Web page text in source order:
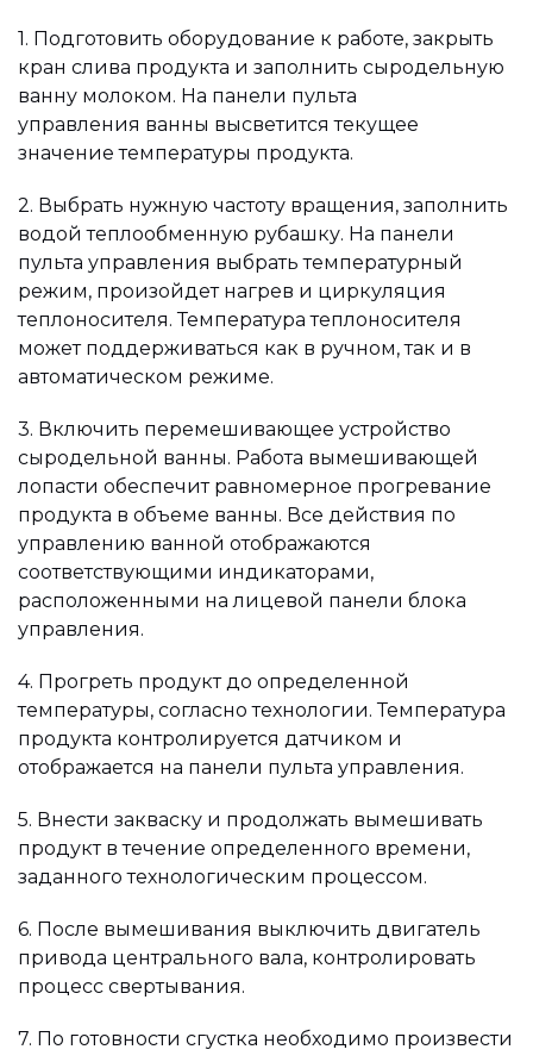
1. Подготовить оборудование к работе, закрыть
кран слива продукта и заполнить сыродельную
ванну молоком. На панели пульта
управления ванны высветится текущее
значение температуры продукта.
2. Выбрать нужную частоту вращения, заполнить
водой теплообменную рубашку. На панели
пульта управления выбрать температурный
режим, произойдет нагрев и циркуляция
теплоносителя. Температура теплоносителя
может поддерживаться как в ручном, так и в
автоматическом режиме.
3. Включить перемешивающее устройство
сыродельной ванны. Работа вымешивающей
лопасти обеспечит равномерное прогревание
продукта в объеме ванны. Все действия по
управлению ванной отображаются
соответствующими индикаторами,
расположенными на лицевой панели блока
управления.
4. Прогреть продукт до определенной
температуры, согласно технологии. Температура
продукта контролируется датчиком и
отображается на панели пульта управления.
5. Внести закваску и продолжать вымешивать
продукт в течение определенного времени,
заданного технологическим процессом.
6. После вымешивания выключить двигатель
привода центрального вала, контролировать
процесс свертывания.
7. По готовности сгустка необходимо произвести